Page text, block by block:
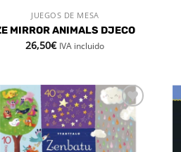
VISTA RÁPIDA
JUEGOS DE MESA
MIRROR ANIMALS DJECO
26,50€ IVA incluido
Añadir
a la
lista de
deseos